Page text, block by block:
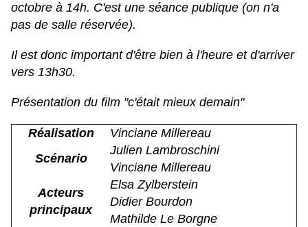
octobre à 14h. C'est une séance publique (on n'a
pas de salle réservée).
Il est donc important d'être bien à l'heure et d'arriver
vers 13h30.
Présentation du film "c'était mieux demain"
Réalisation
Vinciane Millereau
Scénario
Julien Lambroschini
Vinciane Millereau
Acteurs
principaux
Elsa Zylberstein
Didier Bourdon
Mathilde Le Borgne